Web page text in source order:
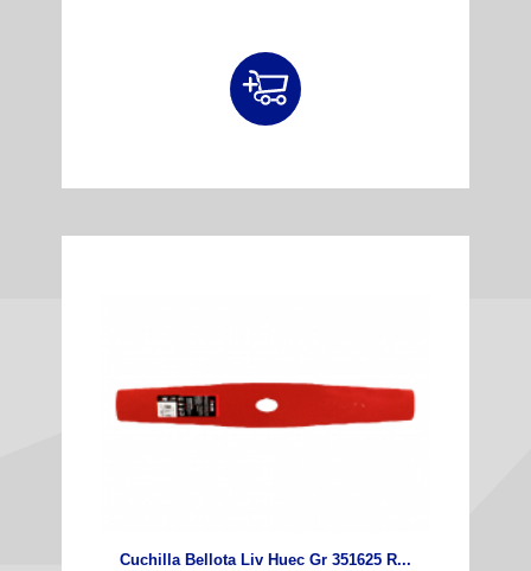
Cuchilla Bellota Liv Huec Gr 351625 R...